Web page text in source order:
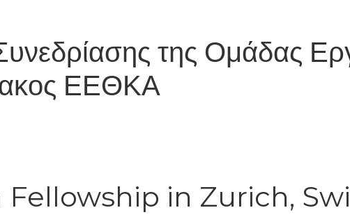
της Ομάδας
ΕΕΘΚΑ
Fellowship in Zurich,